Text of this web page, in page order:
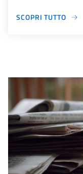
SCOPRI TUTTO